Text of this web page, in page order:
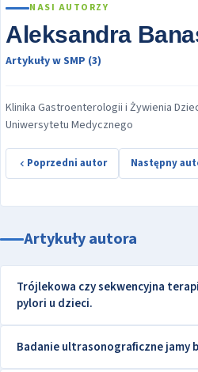
NASI AUTORZY
Aleksandra
Artykuły w SMP (3)
Klinika Gastroenterologii i Żywienia
Uniwersytetu Medycznego
Poprzedni autor Następny
Artykuły autora
Trójlekowa czy sekwencyjna
pylori u dzieci.
Badanie ultrasonograficzne jamy